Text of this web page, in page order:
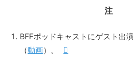
注
BFFポッドキャストにゲスト出
（動画）。